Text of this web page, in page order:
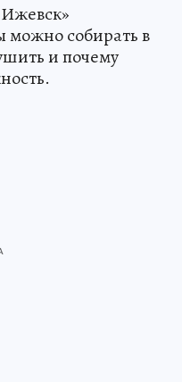
можно собирать в
и почему